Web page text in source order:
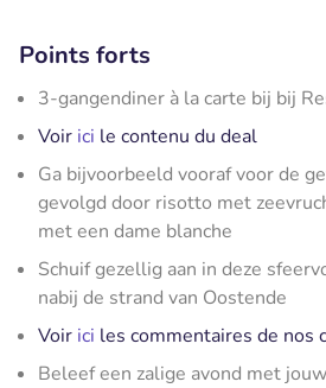
Points forts
3-gangendiner à la carte bij bij
Voir ici le contenu du deal
Ga bijvoorbeeld vooraf voor de
gevolgd door risotto met
met een dame blanche
Schuif gezellig aan in deze
nabij de strand van Oostende
Voir ici les commentaires de nos
Beleef een zalige avond met